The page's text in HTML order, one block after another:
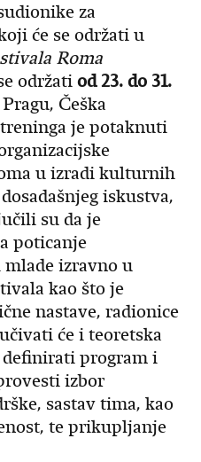
za
će se održati u
Roma
održatiod 23. do 31.
Češka
je potaknuti
u izradi kulturnih
iskustva,
su da je
poticanje
izravno u
kao što je
nastave, radionice
će i teoretska
program i
izbor
sastav tima, kao
te prikupljanje